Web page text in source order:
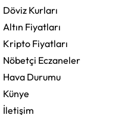
Döviz Kurları
Altın Fiyatları
Kripto Fiyatları
Nöbetçi Eczaneler
Hava Durumu
Künye
İletişim